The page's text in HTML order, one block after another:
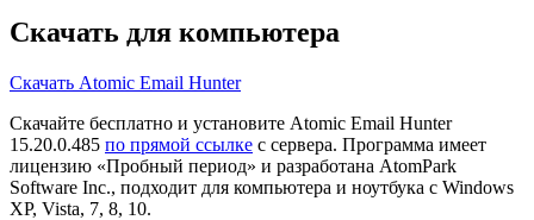
Скачать для компьютера
Скачать Atomic Email Hunter
Скачайте бесплатно и установите Atomic Email Hunter
15.20.0.485 по прямой ссылке с сервера. Программа имеет
лицензию «Пробный период» и разработана AtomPark
Software Inc., подходит для компьютера и ноутбука с Windows
XP, Vista, 7, 8, 10.